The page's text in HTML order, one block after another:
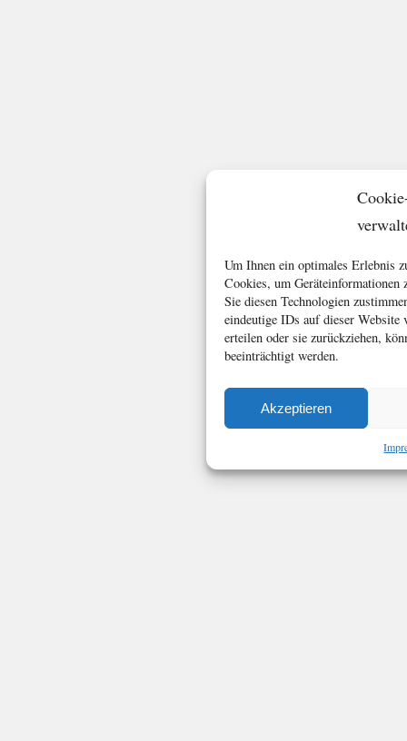
Um Ihnen ein optimales Erlebnis
Cookies, um Geräteinformationen
Sie diesen Technologien
eindeutige IDs auf dieser
erteilen oder sie zurückziehen,
beeinträchtigt werden.
Akzeptieren